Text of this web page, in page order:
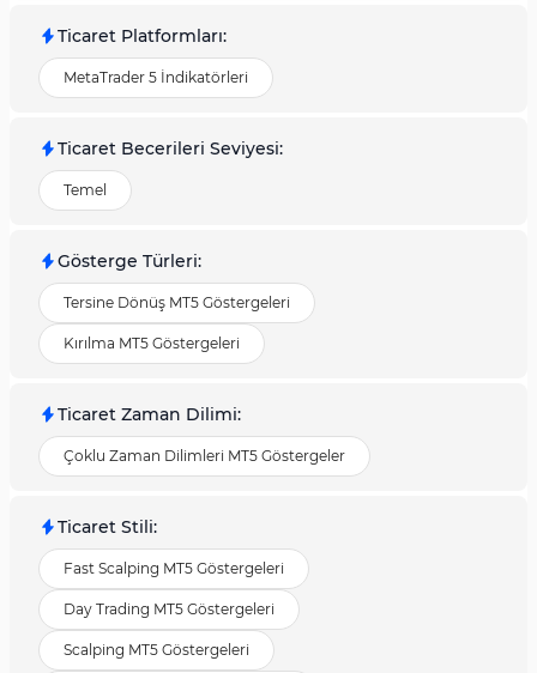
Ticaret Platformları:
MetaTrader 5 İndikatörleri
Ticaret Becerileri Seviyesi:
Temel
Gösterge Türleri:
Tersine Dönüş MT5 Göstergeleri
Kırılma MT5 Göstergeleri
Ticaret Zaman Dilimi:
Çoklu Zaman Dilimleri MT5 Göstergeler
Ticaret Stili:
Fast Scalping MT5 Göstergeleri
Day Trading MT5 Göstergeleri
Scalping MT5 Göstergeleri